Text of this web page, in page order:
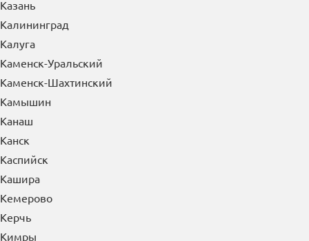
Истра
Ишим
Ишимбай
Й
Йошкар-Ола
Казань
Калининград
Калуга
Каменск-Уральский
Каменск-Шахтинский
Камышин
Канаш